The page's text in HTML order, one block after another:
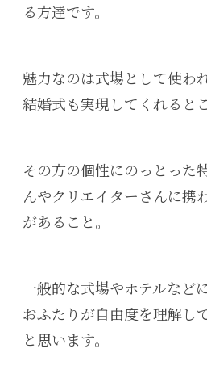
る方達です。
魅力なのは式場として使わ
結婚式も実現してくれるとこ
その方の個性にのっとった
んやクリエイターさんに携
があること。
一般的な式場やホテルなど
おふたりが自由度を理解し
と思います。